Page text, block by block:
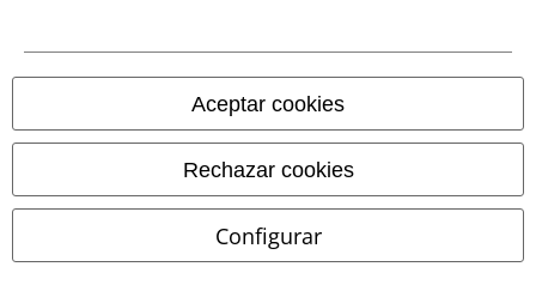
Aceptar cookies
Rechazar cookies
Configurar
Información sobre accesibilidad
Todos los precios incluyen el IVA pero no losgastos de transporte
© 1986-2026 E.M.P. Merchandising HGmbH